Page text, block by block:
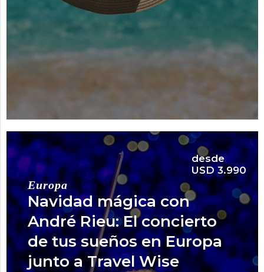
desde
USD 3.990
Europa
Navidad mágica con
André Rieu: El concierto
de tus sueños en Europa
junto a Travel Wise